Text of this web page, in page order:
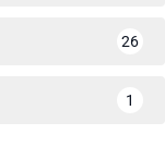
26
1